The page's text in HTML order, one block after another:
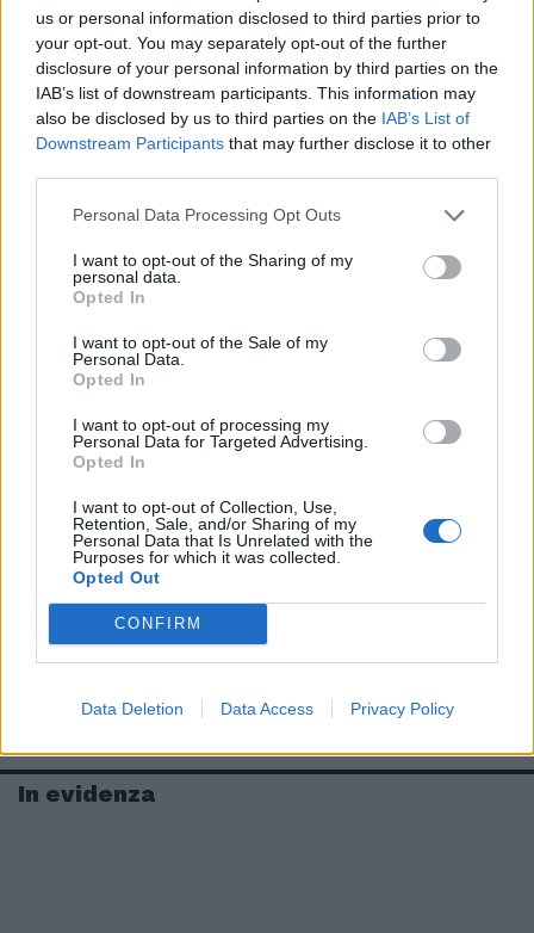
us or personal information disclosed to third parties prior to
your opt-out. You may separately opt-out of the further
disclosure of your personal information by third parties on the
IAB’s list of downstream participants. This information may
also be disclosed by us to third parties on the IAB’s List of
Downstream Participants that may further disclose it to other
Personal Data Processing Opt Outs
I want to opt-out of the Sharing of my
personal data.
Opted In
I want to opt-out of the Sale of my
Personal Data.
Opted In
I want to opt-out of processing my
Personal Data for Targeted Advertising.
Opted In
I want to opt-out of Collection, Use,
Retention, Sale, and/or Sharing of my
Personal Data that Is Unrelated with the
Purposes for which it was collected.
Opted Out
CONFIRM
Data Deletion Data Access Privacy Policy
In evidenza